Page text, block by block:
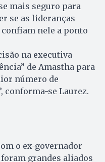
mais seguro para
se as lideranças
nele a ponto
na executiva
de Amastha para
número de
conforma-se Laurez.
o ex-governador
foram grandes aliados